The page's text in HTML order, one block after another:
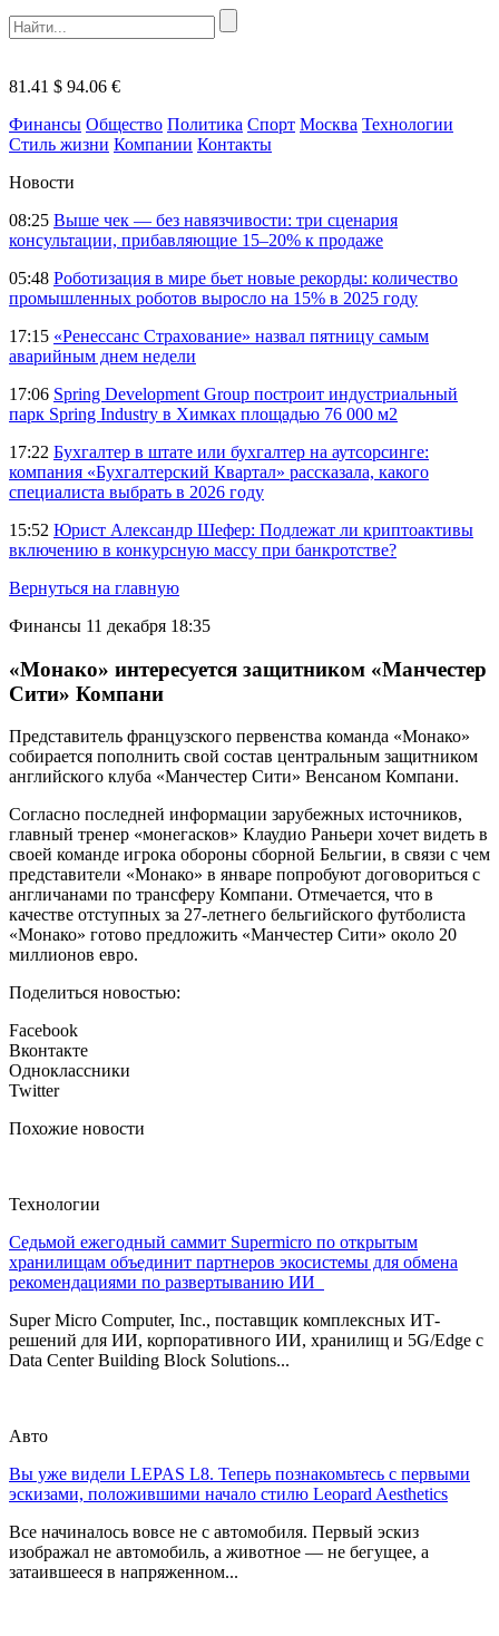
81.41 $ 94.06 €
Финансы Общество Политика Спорт Москва Технологии
Стиль жизни Компании Контакты
Новости
08:25 Выше чек — без навязчивости: три сценария
консультации, прибавляющие 15–20% к продаже
05:48 Роботизация в мире бьет новые рекорды: количество
промышленных роботов выросло на 15% в 2025 году
17:15 «Ренессанс Страхование» назвал пятницу самым
аварийным днем недели
17:06 Spring Development Group построит индустриальный
парк Spring Industry в Химках площадью 76 000 м2
17:22 Бухгалтер в штате или бухгалтер на аутсорсинге:
компания «Бухгалтерский Квартал» рассказала, какого
специалиста выбрать в 2026 году
15:52 Юрист Александр Шефер: Подлежат ли криптоактивы
включению в конкурсную массу при банкротстве?
Вернуться на главную
Финансы 11 декабря 18:35
«Монако» интересуется защитником «Манчестер
Сити» Компани
Представитель французского первенства команда «Монако»
собирается пополнить свой состав центральным защитником
английского клуба «Манчестер Сити» Венсаном Компани.
Согласно последней информации зарубежных источников,
главный тренер «монегасков» Клаудио Раньери хочет видеть в
своей команде игрока обороны сборной Бельгии, в связи с чем
представители «Монако» в январе попробуют договориться с
англичанами по трансферу Компани. Отмечается, что в
качестве отступных за 27-летнего бельгийского футболиста
«Монако» готово предложить «Манчестер Сити» около 20
миллионов евро.
Поделиться новостью:
Facebook
Вконтакте
Одноклассники
Twitter
Похожие новости
Технологии
Седьмой ежегодный саммит Supermicro по открытым
хранилищам объединит партнеров экосистемы для обмена
рекомендациями по развертыванию ИИ
Super Micro Computer, Inc., поставщик комплексных ИТ-
решений для ИИ, корпоративного ИИ, хранилищ и 5G/Edge с
Data Center Building Block Solutions...
Авто
Вы уже видели LEPAS L8. Теперь познакомьтесь с первыми
эскизами, положившими начало стилю Leopard Aesthetics
Все начиналось вовсе не с автомобиля. Первый эскиз
изображал не автомобиль, а животное — не бегущее, а
затаившееся в напряженном...